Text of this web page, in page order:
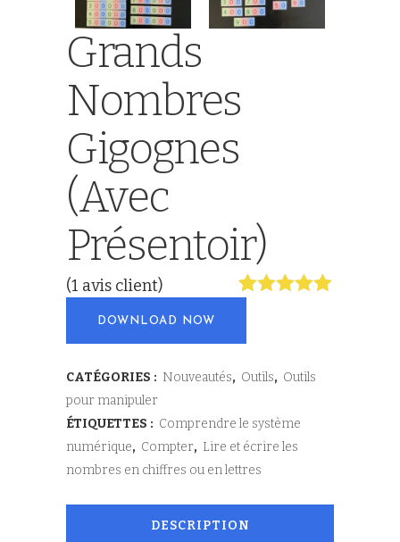
Grands
Nombres
Gigognes
(avec
Présentoir)
basé sur
client
(1 avis client)
DOWNLOAD NOW
CATÉGORIES : Nouveautés, Outils, Outils
pour manipuler
ÉTIQUETTES : Comprendre le système
numérique, Compter, Lire et écrire les
nombres en chiffres ou en lettres
DESCRIPTION